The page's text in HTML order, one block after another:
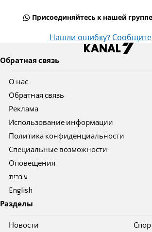
Присоединяйтесь к нашей
Нашли ошибку?
Обратная связь
О нас
Обратная связь
Реклама
Использование информации
Политика конфиденциальности
Специальные возможности
Оповещения
עברית
English
Разделы
Новости